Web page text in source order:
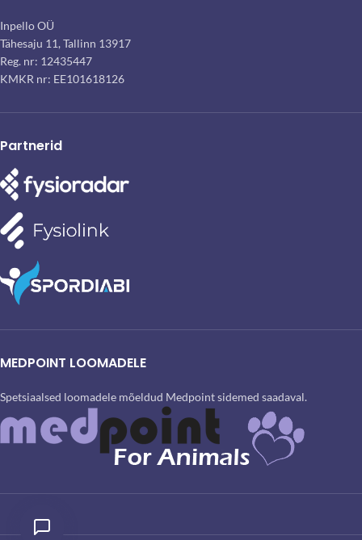
Inpello OÜ
Tähesaju 11, Tallinn 13917
Reg. nr: 12435447
KMKR nr: EE101618126
Partnerid
MEDPOINT LOOMADELE
Spetsiaalsed loomadele mõeldud Medpoint sidemed saadaval.